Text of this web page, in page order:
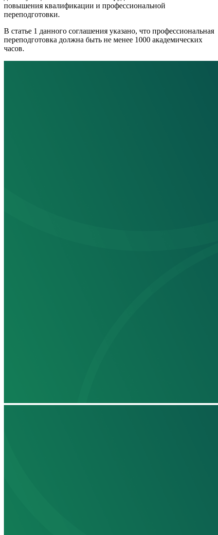
повышения квалификации и профессиональной
переподготовки.
В статье 1 данного соглашения указано, что профессиональная
переподготовка должна быть не менее 1000 академических
часов.